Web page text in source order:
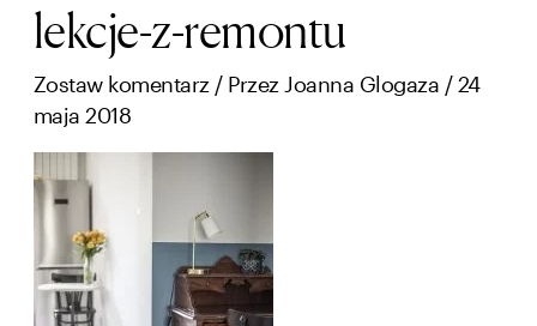
lekcje-z-remontu
Zostaw komentarz / PrzezJoanna Glogaza / 24
maja 2018